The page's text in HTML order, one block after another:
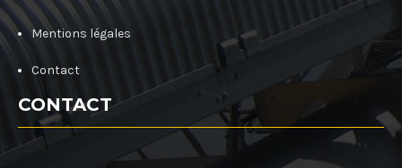
Mentions légales
Contact
CONTACT